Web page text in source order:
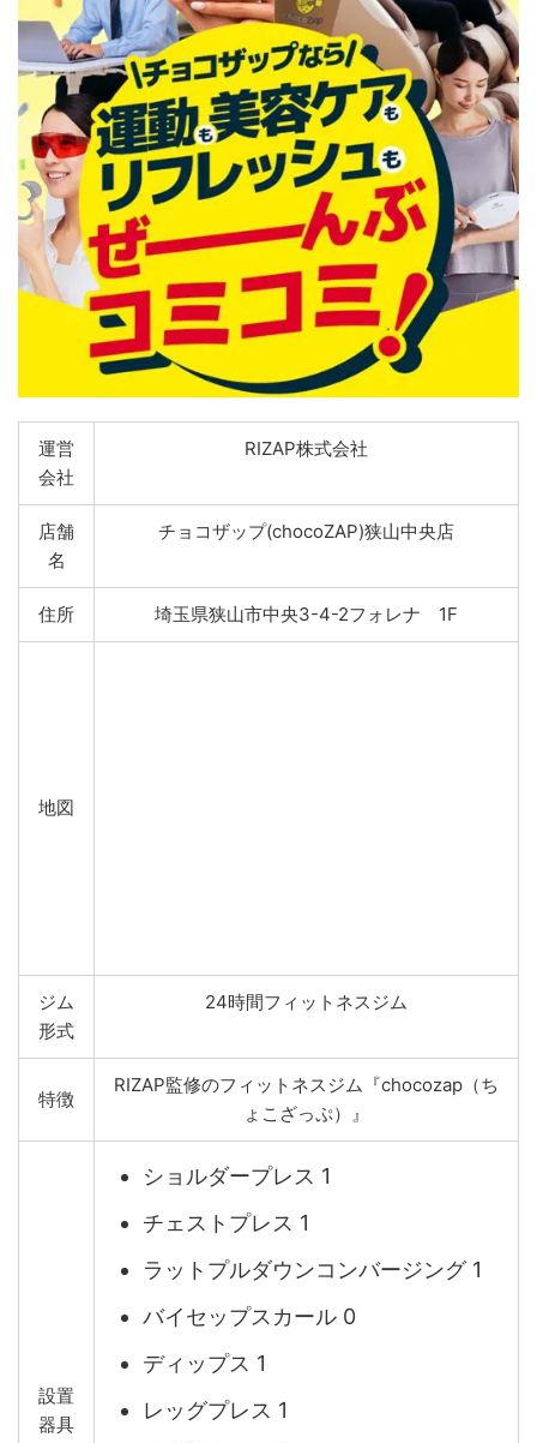
運営
会社
RIZAP株式会社
店舗
名
チョコザップ(chocoZAP)狭山中央店
住所 埼玉県狭山市中央3-4-2フォレナ 1F
地図
ジム
形式
24時間フィットネスジム
特徴
RIZAP監修のフィットネスジム『chocozap（ち
ょこざっぷ）』
設置
器具
ショルダープレス 1
チェストプレス 1
ラットプルダウンコンバージング 1
バイセップスカール 0
ディップス 1
レッグプレス 1